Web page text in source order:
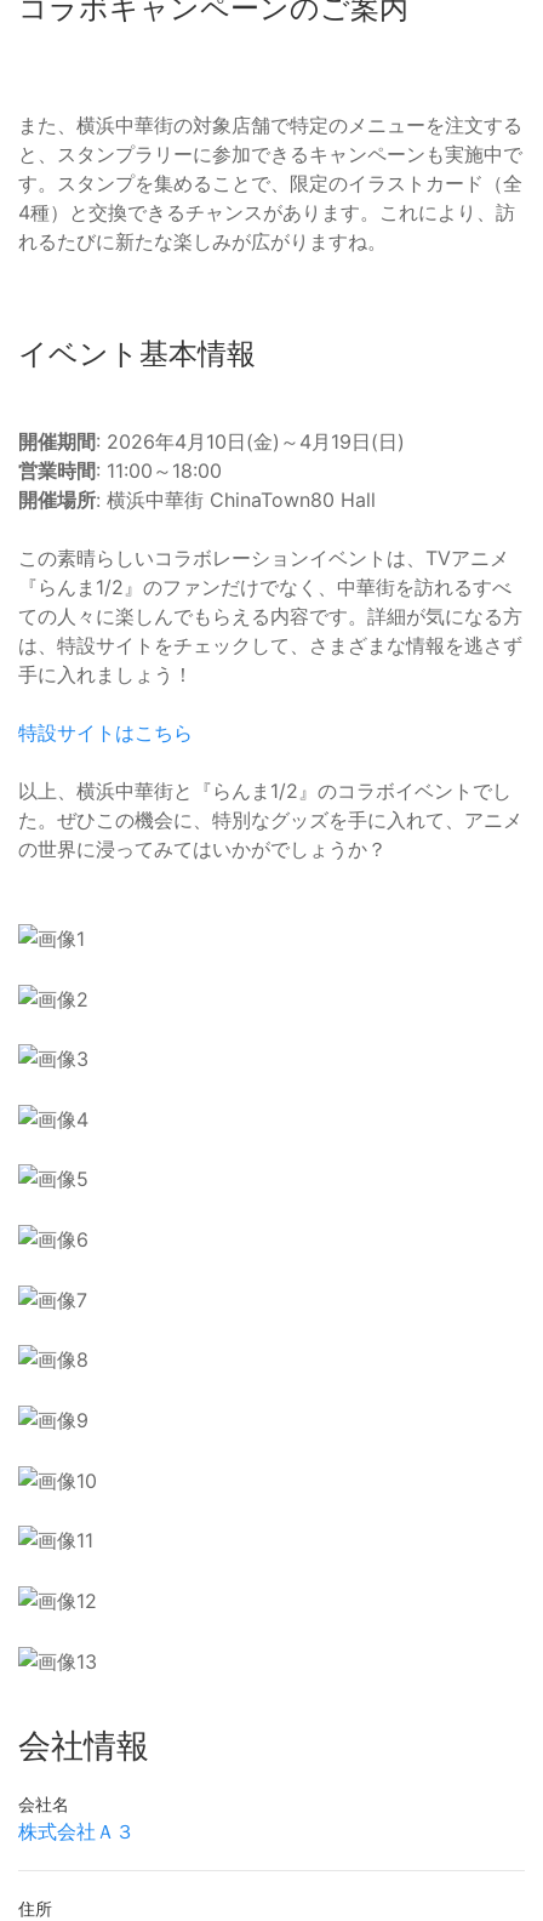
コラボキャンペーンのご案内
また、横浜中華街の対象店舗で特定のメニューを注文する
と、スタンプラリーに参加できるキャンペーンも実施中で
す。スタンプを集めることで、限定のイラストカード（全
4種）と交換できるチャンスがあります。これにより、訪
れるたびに新たな楽しみが広がりますね。
イベント基本情報
開催期間: 2026年4月10日(金)～4月19日(日)
営業時間: 11:00～18:00
開催場所: 横浜中華街 ChinaTown80 Hall
この素晴らしいコラボレーションイベントは、TVアニメ
『らんま1/2』のファンだけでなく、中華街を訪れるすべ
ての人々に楽しんでもらえる内容です。詳細が気になる方
は、特設サイトをチェックして、さまざまな情報を逃さず
手に入れましょう！
特設サイトはこちら
以上、横浜中華街と『らんま1/2』のコラボイベントでし
た。ぜひこの機会に、特別なグッズを手に入れて、アニメ
の世界に浸ってみてはいかがでしょうか？
会社情報
会社名
株式会社Ａ３
住所